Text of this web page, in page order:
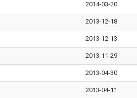
2014-03-20
2013-12-18
2013-12-13
2013-11-29
2013-04-30
2013-04-11